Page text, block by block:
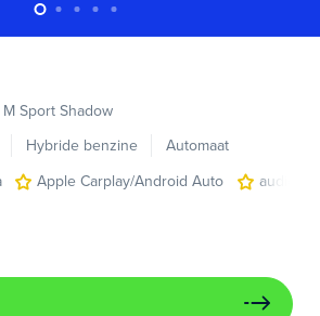
Sport Shadow
Hybride benzine
Automaat
Apple Carplay/Android Auto
audio